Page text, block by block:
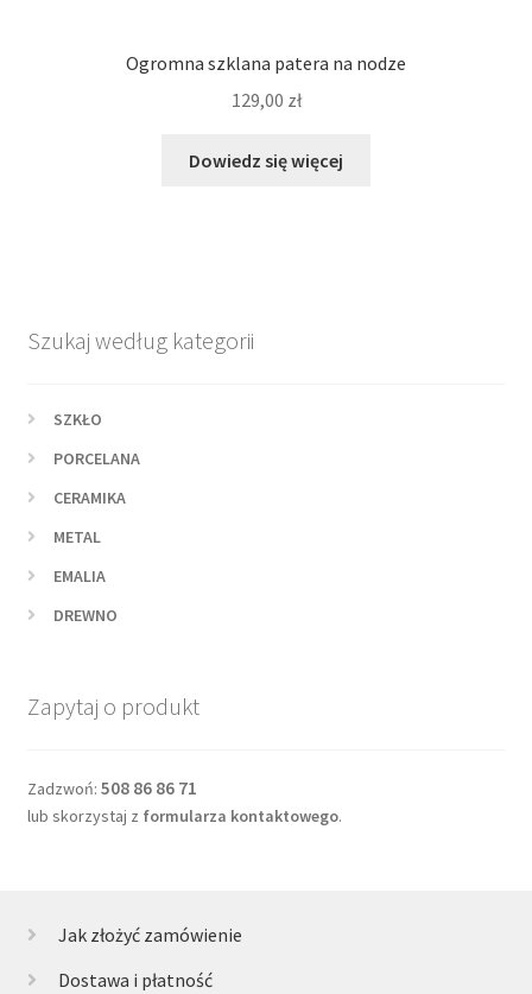
Ogromna szklana patera na nodze
129,00 zł
Dowiedz się więcej
Szukaj według kategorii
SZKŁO
PORCELANA
CERAMIKA
METAL
EMALIA
DREWNO
Zapytaj o produkt
Zadzwoń: 508 86 86 71
lub skorzystaj z formularza kontaktowego.
Jak złożyć zamówienie
Dostawa i płatność